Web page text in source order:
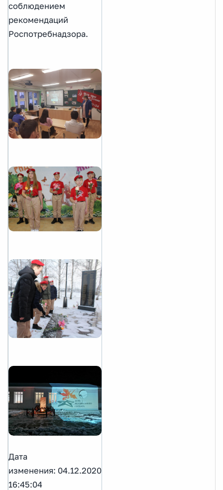
соблюдением
рекомендаций
Роспотребнадзора.
Дата
изменения: 04.12.2020
16:45:04